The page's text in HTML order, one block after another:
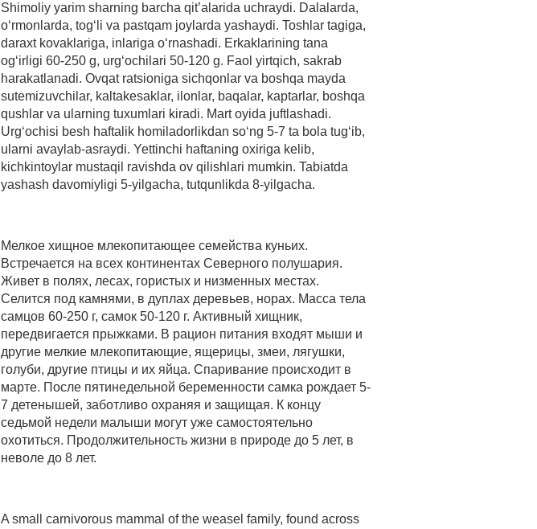
Shimoliy yarim sharning barcha qit’alarida uchraydi. Dalalarda,
o‘rmonlarda, tog‘li va pastqam joylarda yashaydi. Toshlar tagiga,
daraxt kovaklariga, inlariga o‘rnashadi. Erkaklarining tana
og‘irligi 60-250 g, urg‘ochilari 50-120 g. Faol yirtqich, sakrab
harakatlanadi. Ovqat ratsioniga sichqonlar va boshqa mayda
sutemizuvchilar, kaltakesaklar, ilonlar, baqalar, kaptarlar, boshqa
qushlar va ularning tuxumlari kiradi. Mart oyida juftlashadi.
Urg‘ochisi besh haftalik homiladorlikdan so‘ng 5-7 ta bola tug‘ib,
ularni avaylab-asraydi. Yettinchi haftaning oxiriga kelib,
kichkintoylar mustaqil ravishda ov qilishlari mumkin. Tabiatda
yashash davomiyligi 5-yilgacha, tutqunlikda 8-yilgacha.
Мелкое хищное млекопитающее семейства куньих.
Встречается на всех континентах Северного полушария.
Живет в полях, лесах, гористых и низменных местах.
Селится под камнями, в дуплах деревьев, норах. Масса тела
самцов 60-250 г, самок 50-120 г. Активный хищник,
передвигается прыжками. В рацион питания входят мыши и
другие мелкие млекопитающие, ящерицы, змеи, лягушки,
голуби, другие птицы и их яйца. Спаривание происходит в
марте. После пятинедельной беременности самка рождает 5-
7 детенышей, заботливо охраняя и защищая. К концу
седьмой недели малыши могут уже самостоятельно
охотиться. Продолжительность жизни в природе до 5 лет, в
неволе до 8 лет.
A small carnivorous mammal of the weasel family, found across